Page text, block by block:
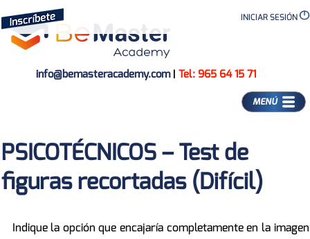
INICIAR SESIÓN
info@bemasteracademy.com| Tel: 965 64 15 71
MENÚ
PSICOTÉCNICOS – Test de
figuras recortadas (Difícil)
Indique la opción que encajaría completamente en la imagen